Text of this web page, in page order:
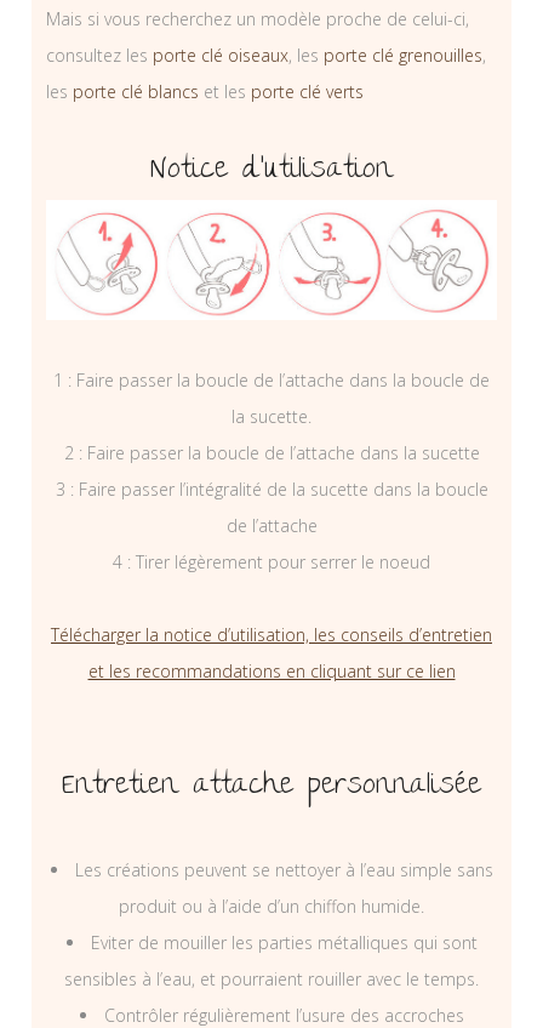
Mais si vous recherchez un modèle proche de celui-ci,
consultez les porte clé oiseaux, les porte clé grenouilles,
les porte clé blancs et les porte clé verts
Notice d’utilisation
1 : Faire passer la boucle de l’attache dans la boucle de
la sucette.
2 : Faire passer la boucle de l’attache dans la sucette
3 : Faire passer l’intégralité de la sucette dans la boucle
de l’attache
4 : Tirer légèrement pour serrer le noeud
Télécharger la notice d’utilisation, les conseils d’entretien
et les recommandations en cliquant sur ce lien
Entretien attache personnalisée
Les créations peuvent se nettoyer à l’eau simple sans
produit ou à l’aide d’un chiffon humide.
Eviter de mouiller les parties métalliques qui sont
sensibles à l’eau, et pourraient rouiller avec le temps.
Contrôler régulièrement l’usure des accroches